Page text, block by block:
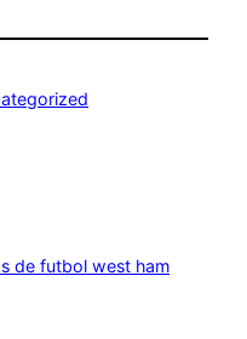
de futbol west ham